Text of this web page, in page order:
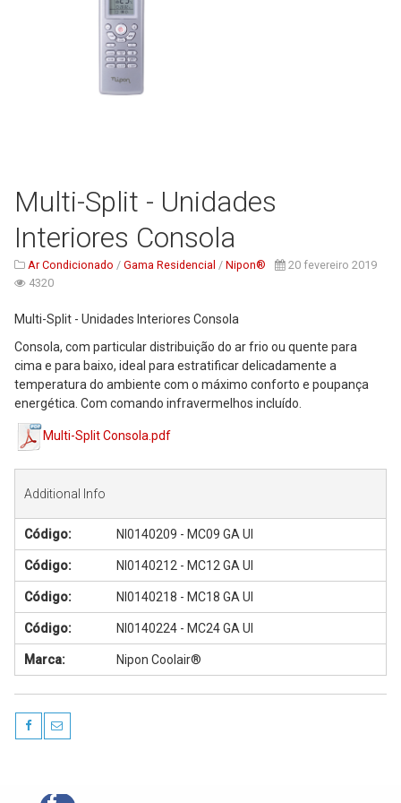
Assistência Técnica
Centro de Formação
Novidades
Contactos
Multi-Split - Unidades
Interiores Consola
Ar Condicionado / Gama Residencial / Nipon®
20 fevereiro 2019
4320
Multi-Split - Unidades Interiores Consola
Consola, com particular distribuição do ar frio ou quente para
cima e para baixo, ideal para estratificar delicadamente a
temperatura do ambiente com o máximo conforto e poupança
energética. Com comando infravermelhos incluído.
Multi-Split Consola.pdf
Additional Info
Código: NI0140209 - MC09 GA UI
Código: NI0140212 - MC12 GA UI
Código: NI0140218 - MC18 GA UI
Código: NI0140224 - MC24 GA UI
Marca: Nipon Coolair®